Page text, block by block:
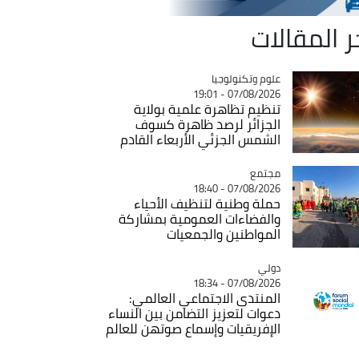
المقالات
Catégorie
علوم وتكنولوجيا
07/08/2026 - 19:01
تنظيم تظاهرة علمية بولاية
الجزائر لرصد ظاهرة كسوف
الشمس الجزئي الأربعاء القادم
Catégorie
مجتمع
07/08/2026 - 18:40
حملة وطنية لتنظيف الأحياء
والفضاءات العمومية بمشاركة
المواطنين والجمعيات
Catégorie
دولي
07/08/2026 - 18:34
المنتدى الاجتماعي العالمي:
دعوات لتعزيز التضامن بين النساء
الإفريقيات وإسماع صوتهن للعالم